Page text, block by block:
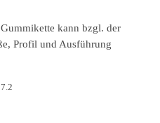
kann bzgl. der
Profil und Ausführung